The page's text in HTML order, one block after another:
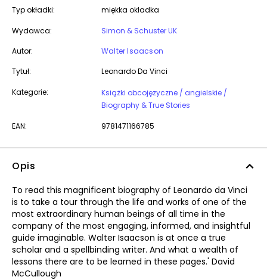
Typ okładki: miękka okładka
Wydawca:
Simon & Schuster UK
Autor:
Walter Isaacson
Tytuł:
Leonardo Da Vinci
Kategorie:
Książki obcojęzyczne / angielskie /
Biography & True Stories
EAN: 9781471166785
Opis
To read this magnificent biography of Leonardo da Vinci
is to take a tour through the life and works of one of the
most extraordinary human beings of all time in the
company of the most engaging, informed, and insightful
guide imaginable. Walter Isaacson is at once a true
scholar and a spellbinding writer. And what a wealth of
lessons there are to be learned in these pages.' David
McCullough